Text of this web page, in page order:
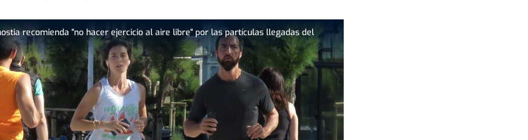
recomienda "no hacer ejercicio al aire libre" por las partículas llegadas del